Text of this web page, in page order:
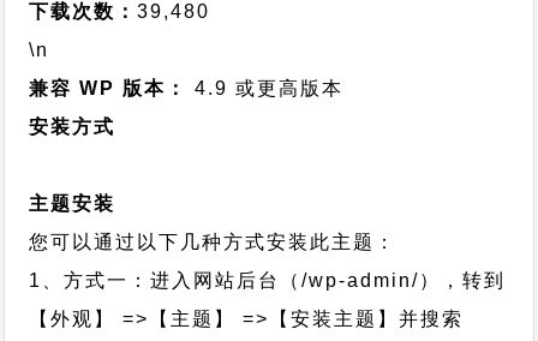
下载次数：39,480
\n
兼容 WP 版本：
4.9 或更高版本
安装方式
主题安装
您可以通过以下几种方式安装此主题：
1、方式一：进入网站后台（/wp-admin/），转到
【外观】 =>【主题】 =>【安装主题】并搜索